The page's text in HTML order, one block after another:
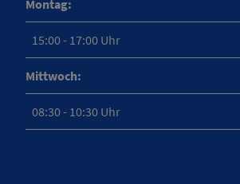
Montag:
15:00 - 17:00 Uhr
Mittwoch:
08:30 - 10:30 Uhr